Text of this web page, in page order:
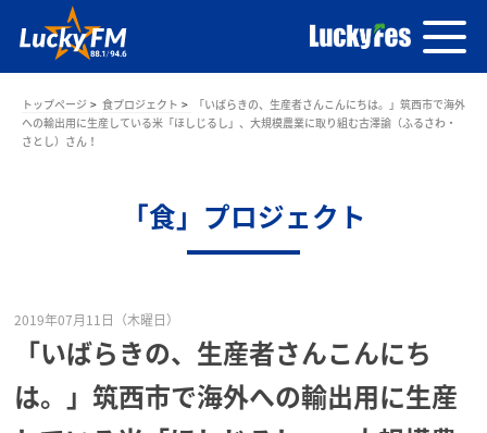
トップページ 食プロジェクト
「いばらきの、生産者さんこんにちは。」筑西市で海外
への輸出用に生産している米「ほしじるし」、大規模農業に取り組む古澤諭（ふるさわ・
さとし）さん！
「食」プロジェクト
2019年07月11日（木曜日）
「いばらきの、生産者さんこんにち
は。」筑西市で海外への輸出用に生産